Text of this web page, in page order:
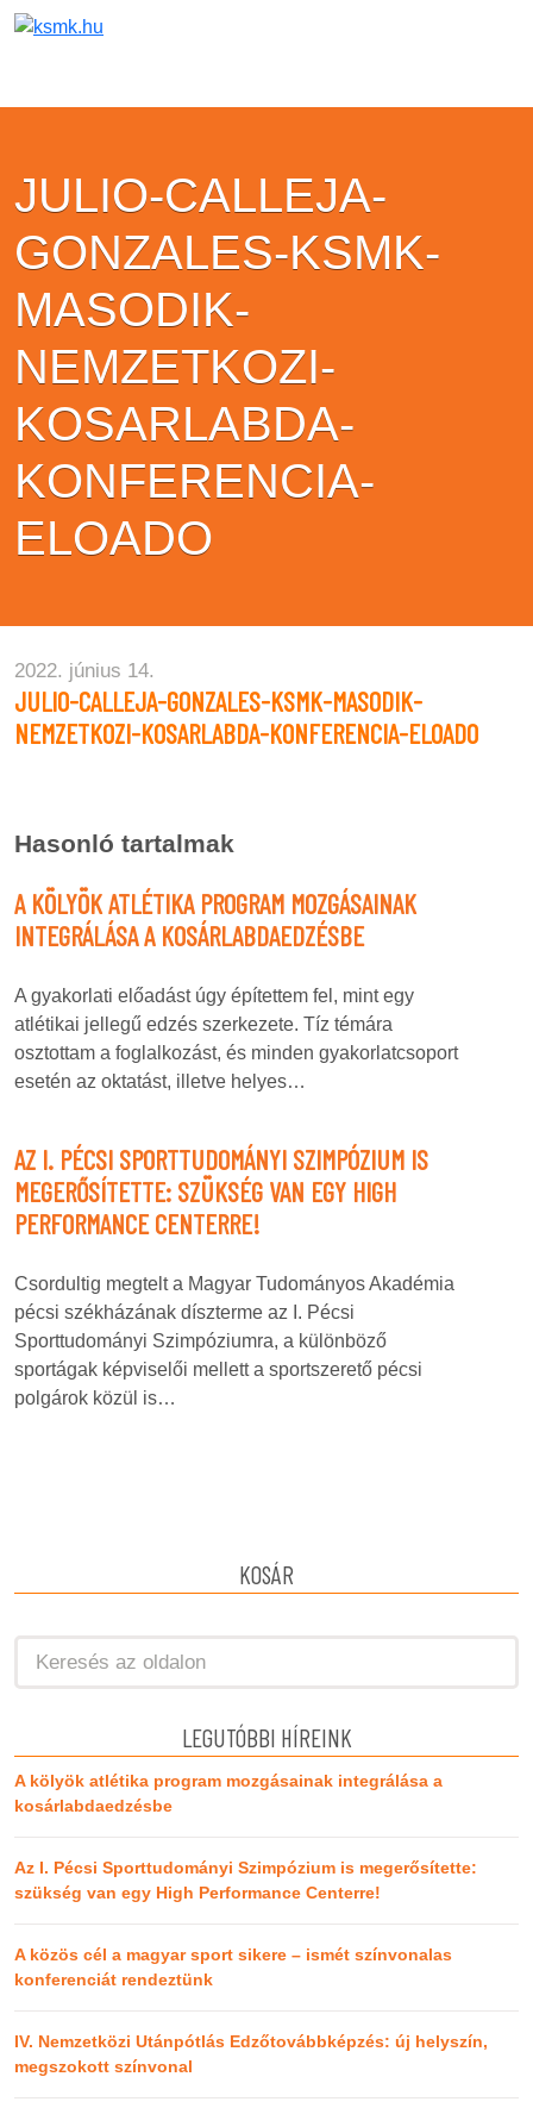
JULIO-CALLEJA-
GONZALES-KSMK-
MASODIK-
NEMZETKOZI-
KOSARLABDA-
KONFERENCIA-
ELOADO
2022. június 14.
JULIO-CALLEJA-GONZALES-KSMK-MASODIK-
NEMZETKOZI-KOSARLABDA-KONFERENCIA-ELOADO
Hasonló tartalmak
A KÖLYÖK ATLÉTIKA PROGRAM MOZGÁSAINAK
INTEGRÁLÁSA A KOSÁRLABDAEDZÉSBE
A gyakorlati előadást úgy építettem fel, mint egy
atlétikai jellegű edzés szerkezete. Tíz témára
osztottam a foglalkozást, és minden gyakorlatcsoport
esetén az oktatást, illetve helyes…
AZ I. PÉCSI SPORTTUDOMÁNYI SZIMPÓZIUM IS
MEGERŐSÍTETTE: SZÜKSÉG VAN EGY HIGH
PERFORMANCE CENTERRE!
Csordultig megtelt a Magyar Tudományos Akadémia
pécsi székházának díszterme az I. Pécsi
Sporttudományi Szimpóziumra, a különböző
sportágak képviselői mellett a sportszerető pécsi
polgárok közül is…
KOSÁR
LEGUTÓBBI HÍREINK
A kölyök atlétika program mozgásainak integrálása a
kosárlabdaedzésbe
Az I. Pécsi Sporttudományi Szimpózium is megerősítette:
szükség van egy High Performance Centerre!
A közös cél a magyar sport sikere – ismét színvonalas
konferenciát rendeztünk
IV. Nemzetközi Utánpótlás Edzőtovábbképzés: új helyszín,
megszokott színvonal